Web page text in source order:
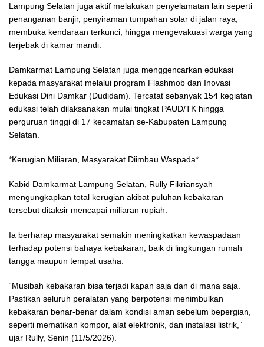
Lampung Selatan juga aktif melakukan penyelamatan lain seperti
penanganan banjir, penyiraman tumpahan solar di jalan raya,
membuka kendaraan terkunci, hingga mengevakuasi warga yang
terjebak di kamar mandi.
Damkarmat Lampung Selatan juga menggencarkan edukasi
kepada masyarakat melalui program Flashmob dan Inovasi
Edukasi Dini Damkar (Dudidam). Tercatat sebanyak 154 kegiatan
edukasi telah dilaksanakan mulai tingkat PAUD/TK hingga
perguruan tinggi di 17 kecamatan se-Kabupaten Lampung
Selatan.
*Kerugian Miliaran, Masyarakat Diimbau Waspada*
Kabid Damkarmat Lampung Selatan, Rully Fikriansyah
mengungkapkan total kerugian akibat puluhan kebakaran
tersebut ditaksir mencapai miliaran rupiah.
Ia berharap masyarakat semakin meningkatkan kewaspadaan
terhadap potensi bahaya kebakaran, baik di lingkungan rumah
tangga maupun tempat usaha.
“Musibah kebakaran bisa terjadi kapan saja dan di mana saja.
Pastikan seluruh peralatan yang berpotensi menimbulkan
kebakaran benar-benar dalam kondisi aman sebelum bepergian,
seperti mematikan kompor, alat elektronik, dan instalasi listrik,”
ujar Rully, Senin (11/5/2026).